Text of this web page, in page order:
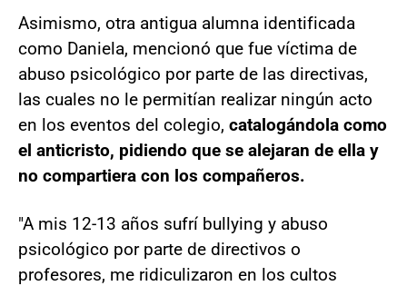
Asimismo, otra antigua alumna identificada
como Daniela, mencionó que fue víctima de
abuso psicológico por parte de las directivas,
las cuales no le permitían realizar ningún acto
en los eventos del colegio, catalogándola como
el anticristo, pidiendo que se alejaran de ella y
no compartiera con los compañeros.
"A mis 12-13 años sufrí bullying y abuso
psicológico por parte de directivos o
profesores, me ridiculizaron en los cultos